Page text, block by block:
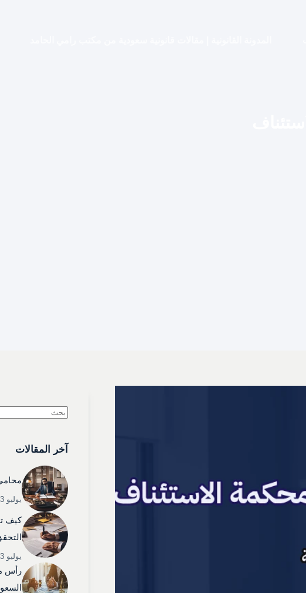
توجد
نتائج
آخر المقالات
يوليو 3, 2025
كيف
يوليو 3, 2025
رأس